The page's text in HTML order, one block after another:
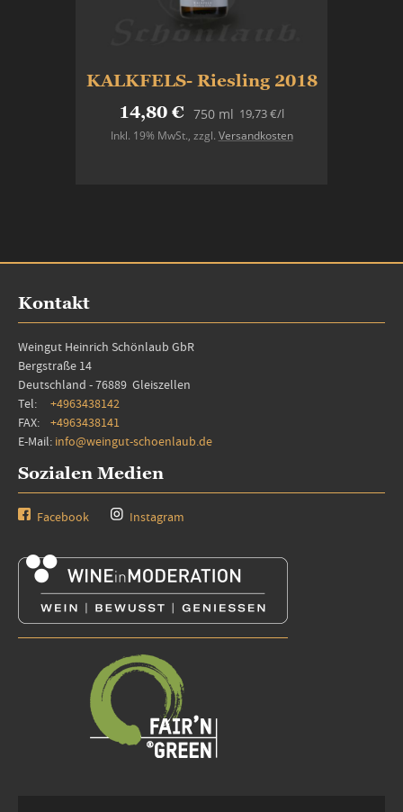
KALKFELS- Riesling 2018
14,80 € 750 ml
Inkl. 19% MwSt., zzgl. Versandkosten
19,73 €/l
Kontakt
Weingut Heinrich Schönlaub GbR
Bergstraße 14
Deutschland - 76889 Gleiszellen
Tel: +4963438142
FAX: +4963438141
E-Mail: info@weingut-schoenlaub.de
Sozialen Medien
Facebook Instagram